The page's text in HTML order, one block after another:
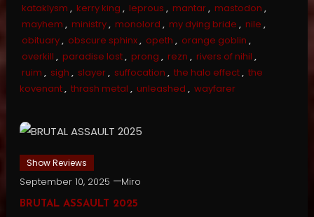
kataklysm , kerry king , leprous , mantar, mastodon ,
mayhem , ministry, monolord , my dying bride , nile ,
obituary, obscure sphinx, opeth , orange goblin ,
overkill , paradise lost, prong , rezn , rivers of nihil ,
ruim , sigh , slayer, suffocation , the halo effect, the
kovenant, thrash metal , unleashed , wayfarer
Show Reviews
September 10, 2025 Miro
BRUTAL ASSAULT 2025